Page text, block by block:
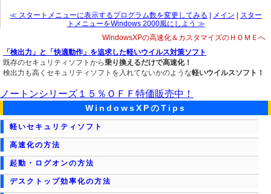
≪ スタートメニューに表示するプログラム数を変更してみる | メイン | スター
トメニューをWindows 2000風にしよう ≫
WindowsXPの高速化＆カスタマイズのＨＯＭＥへ
「検出力」と「快適動作」を追求した軽いウイルス対策ソフト
既存のセキュリティソフトから乗り換えるだけで高速化！
検出力も高くセキュリティソフトを入れてないかのような軽いウイルスソフト！
ノートンシリーズ１５％ＯＦＦ特価販売中！
WindowsXPのTips
軽いセキュリティソフト
高速化の方法
起動・ログオンの方法
デスクトップ効率化の方法